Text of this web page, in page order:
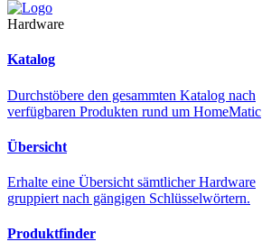
Hardware
Katalog
Durchstöbere den gesammten Katalog nach
verfügbaren Produkten rund um HomeMatic
Übersicht
Erhalte eine Übersicht sämtlicher Hardware
gruppiert nach gängigen Schlüsselwörtern.
Produktfinder